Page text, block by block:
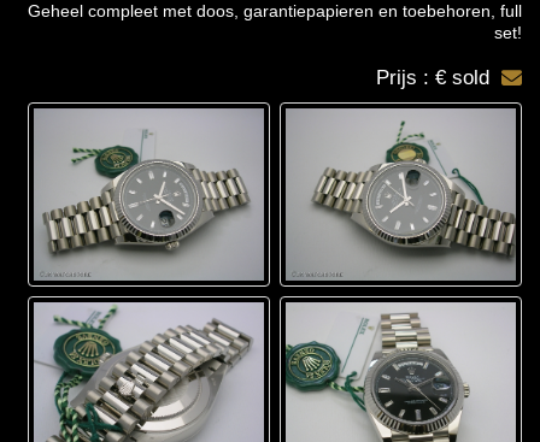
Geheel compleet met doos, garantiepapieren en toebehoren, full
set!
Prijs : € sold